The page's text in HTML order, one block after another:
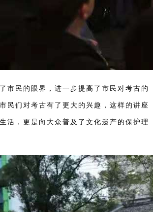
市民的眼界，进一步提高了市民对考古的
民们对考古有了更大的兴趣，这样的讲座
活，更是向大众普及了文化遗产的保护理